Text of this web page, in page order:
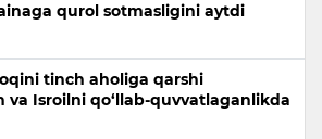
qurol sotmasligini aytdi
tinch aholiga qarshi
va Isroilni qo‘llab-quvvatlaganlikda